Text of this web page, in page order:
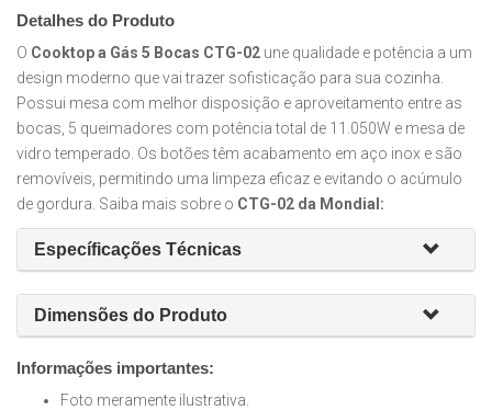
Detalhes do Produto
O Cooktop a Gás 5 Bocas CTG-02 une qualidade e potência a um
design moderno que vai trazer sofisticação para sua cozinha.
Possui mesa com melhor disposição e aproveitamento entre as
bocas, 5 queimadores com potência total de 11.050W e mesa de
vidro temperado. Os botões têm acabamento em aço inox e são
removíveis, permitindo uma limpeza eficaz e evitando o acúmulo
de gordura. Saiba mais sobre o CTG-02 da Mondial:
Específicações Técnicas
Dimensões do Produto
Informações importantes:
Foto meramente ilustrativa.